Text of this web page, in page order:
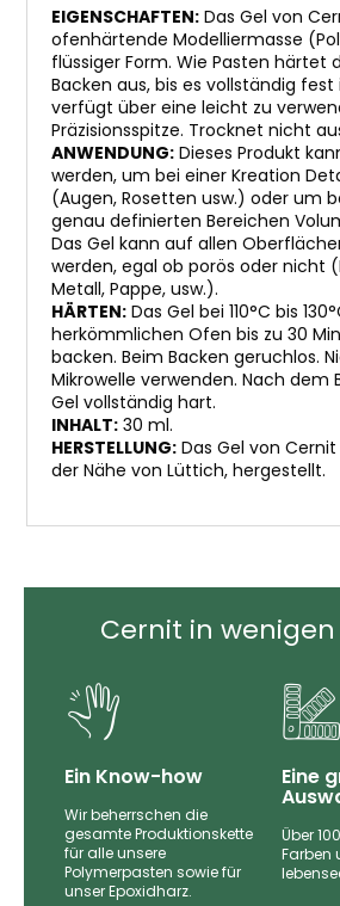
EIGENSCHAFTEN: Das Gel von
ofenhärtende Modelliermasse
flüssiger Form. Wie Pasten härtet
Backen aus, bis es vollständig fest
verfügt über eine leicht zu
Präzisionsspitze. Trocknet nicht
ANWENDUNG: Dieses Produkt
werden, um bei einer Kreation
(Augen, Rosetten usw.) oder um
genau definierten Bereichen
Das Gel kann auf allen
werden, egal ob porös oder nicht
Metall, Pappe, usw.).
HÄRTEN: Das Gel bei 110°C bis
herkömmlichen Ofen bis zu 30
backen. Beim Backen geruchlos.
Mikrowelle verwenden. Nach dem
Gel vollständig hart.
INHALT: 30 ml.
HERSTELLUNG: Das Gel von
der Nähe von Lüttich, hergestellt.
Cernit in wenigen
Ein Know-how
Wir beherrschen die
gesamte Produktionskette
für alle unsere
Polymerpasten sowie für
unser Epoxidharz.
Eine
Über
Farben